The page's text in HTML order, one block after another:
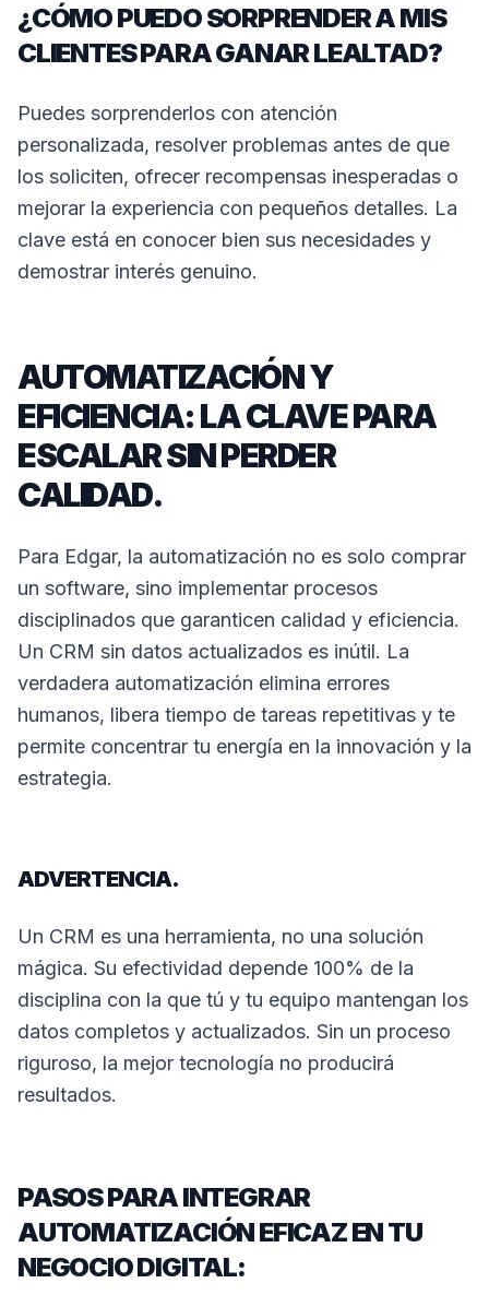
¿CÓMO PUEDO SORPRENDER A MIS
CLIENTES PARA GANAR LEALTAD?
Puedes sorprenderlos con atención
personalizada, resolver problemas antes de que
los soliciten, ofrecer recompensas inesperadas o
mejorar la experiencia con pequeños detalles. La
clave está en conocer bien sus necesidades y
demostrar interés genuino.
AUTOMATIZACIÓN Y
EFICIENCIA: LA CLAVE PARA
ESCALAR SIN PERDER
CALIDAD.
Para Edgar, la automatización no es solo comprar
un software, sino implementar procesos
disciplinados que garanticen calidad y eficiencia.
Un CRM sin datos actualizados es inútil. La
verdadera automatización elimina errores
humanos, libera tiempo de tareas repetitivas y te
permite concentrar tu energía en la innovación y la
estrategia.
ADVERTENCIA.
Un CRM es una herramienta, no una solución
mágica. Su efectividad depende 100% de la
disciplina con la que tú y tu equipo mantengan los
datos completos y actualizados. Sin un proceso
riguroso, la mejor tecnología no producirá
resultados.
PASOS PARA INTEGRAR
AUTOMATIZACIÓN EFICAZ EN TU
NEGOCIO DIGITAL: